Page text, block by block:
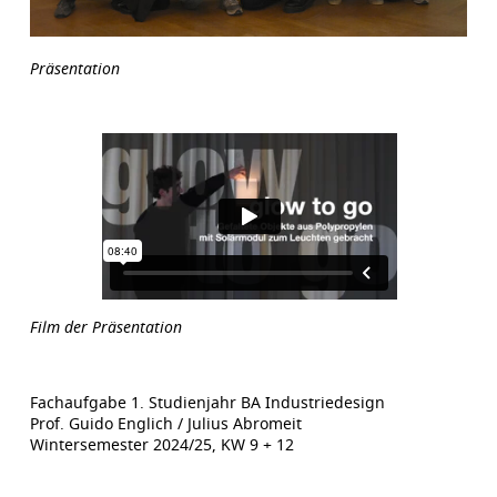
Präsentation
Film der Präsentation
Fachaufgabe 1. Studienjahr BA Industriedesign
Prof. Guido Englich / Julius Abromeit
Wintersemester 2024/25, KW 9 + 12